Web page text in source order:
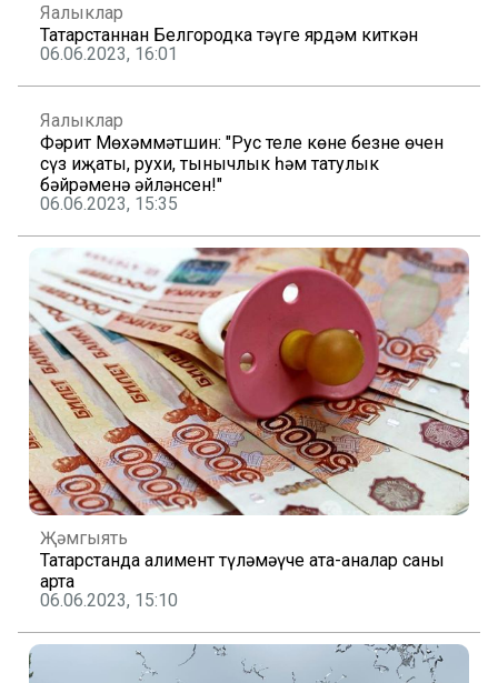
Яңалыклар
Татарстаннан Белгородка тәүге ярдәм киткән
06.06.2023, 16:01
Яңалыклар
Фәрит Мөхәммәтшин: "Рус теле көне безнең өчен
сүз иҗаты, рухи, тынычлык һәм татулык
бәйрәменә әйләнсен!"
06.06.2023, 15:35
Җәмгыять
Татарстанда алимент түләмәүче ата-аналар саны
арта
06.06.2023, 15:10